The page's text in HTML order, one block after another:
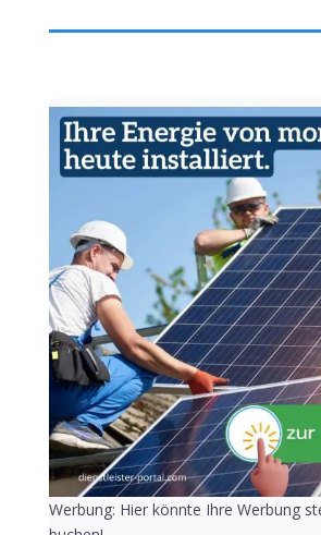
Werbung: Hier könnte Ihre Werbung